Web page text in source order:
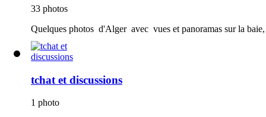
33 photos
Quelques photos d'Alger avec vues et panoramas sur la
tchat et discussions
1 photo